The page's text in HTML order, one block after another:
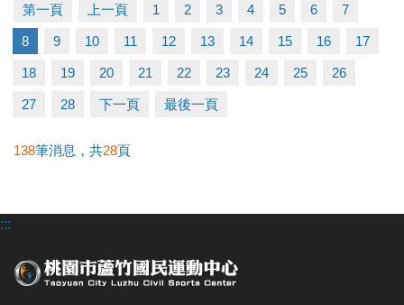
【優惠2重奏】
◆ 參與任一課程即贈黑松FIN運動飲料一瓶(上課當天
發放)。
◆ 參與活動課程後，有報名3-4月課程者，享舊生9折
連絡資訊
-官網 :
第一頁 上一頁 1 2 3 4 5 6 7
8 9 10 11 12 13 14 15 16 17
18 19 20 21 22 23 24 25 26
27 28 下一頁 最後一頁
138筆消息，共28頁
:::